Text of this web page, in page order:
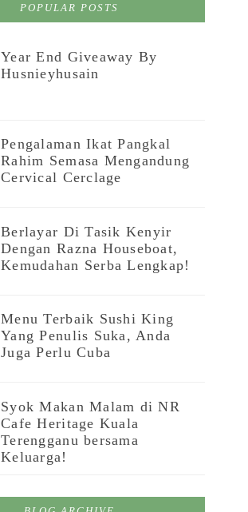
POPULAR POSTS
Year End Giveaway By
Husnieyhusain
Pengalaman Ikat Pangkal
Rahim Semasa Mengandung
Cervical Cerclage
Berlayar Di Tasik Kenyir
Dengan Razna Houseboat,
Kemudahan Serba Lengkap!
Menu Terbaik Sushi King
Yang Penulis Suka, Anda
Juga Perlu Cuba
Syok Makan Malam di NR
Cafe Heritage Kuala
Terengganu bersama
Keluarga!